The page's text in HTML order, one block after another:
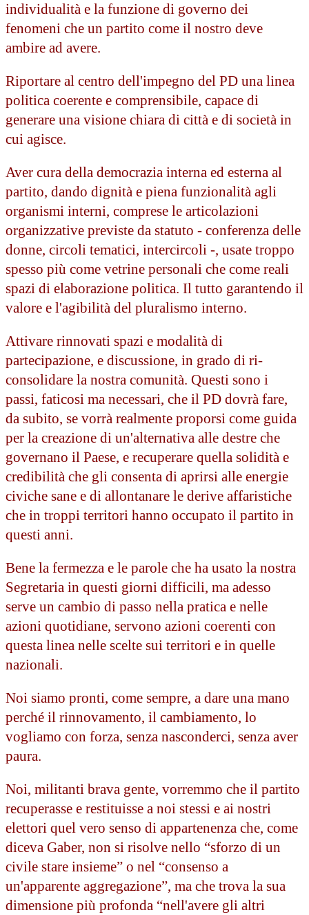
individualità e la funzione di governo dei
fenomeni che un partito come il nostro deve
ambire ad avere.
Riportare al centro dell'impegno del PD una linea
politica coerente e comprensibile, capace di
generare una visione chiara di città e di società in
cui agisce.
Aver cura della democrazia interna ed esterna al
partito, dando dignità e piena funzionalità agli
organismi interni, comprese le articolazioni
organizzative previste da statuto - conferenza delle
donne, circoli tematici, intercircoli -, usate troppo
spesso più come vetrine personali che come reali
spazi di elaborazione politica. Il tutto garantendo il
valore e l'agibilità del pluralismo interno.
Attivare rinnovati spazi e modalità di
partecipazione, e discussione, in grado di ri-
consolidare la nostra comunità. Questi sono i
passi, faticosi ma necessari, che il PD dovrà fare,
da subito, se vorrà realmente proporsi come guida
per la creazione di un'alternativa alle destre che
governano il Paese, e recuperare quella solidità e
credibilità che gli consenta di aprirsi alle energie
civiche sane e di allontanare le derive affaristiche
che in troppi territori hanno occupato il partito in
questi anni.
Bene la fermezza e le parole che ha usato la nostra
Segretaria in questi giorni difficili, ma adesso
serve un cambio di passo nella pratica e nelle
azioni quotidiane, servono azioni coerenti con
questa linea nelle scelte sui territori e in quelle
nazionali.
Noi siamo pronti, come sempre, a dare una mano
perché il rinnovamento, il cambiamento, lo
vogliamo con forza, senza nasconderci, senza aver
paura.
Noi, militanti brava gente, vorremmo che il partito
recuperasse e restituisse a noi stessi e ai nostri
elettori quel vero senso di appartenenza che, come
diceva Gaber, non si risolve nello “sforzo di un
civile stare insieme” o nel “consenso a
un'apparente aggregazione”, ma che trova la sua
dimensione più profonda “nell'avere gli altri